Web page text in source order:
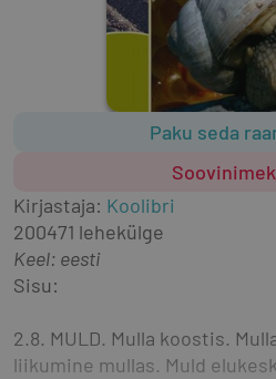
Paku seda
Kirjastaja: Koolibri
200471 lehekülge
Keel: eesti
Sisu:
2.8. MULD. Mulla koostis.
liikumine mullas. Muld